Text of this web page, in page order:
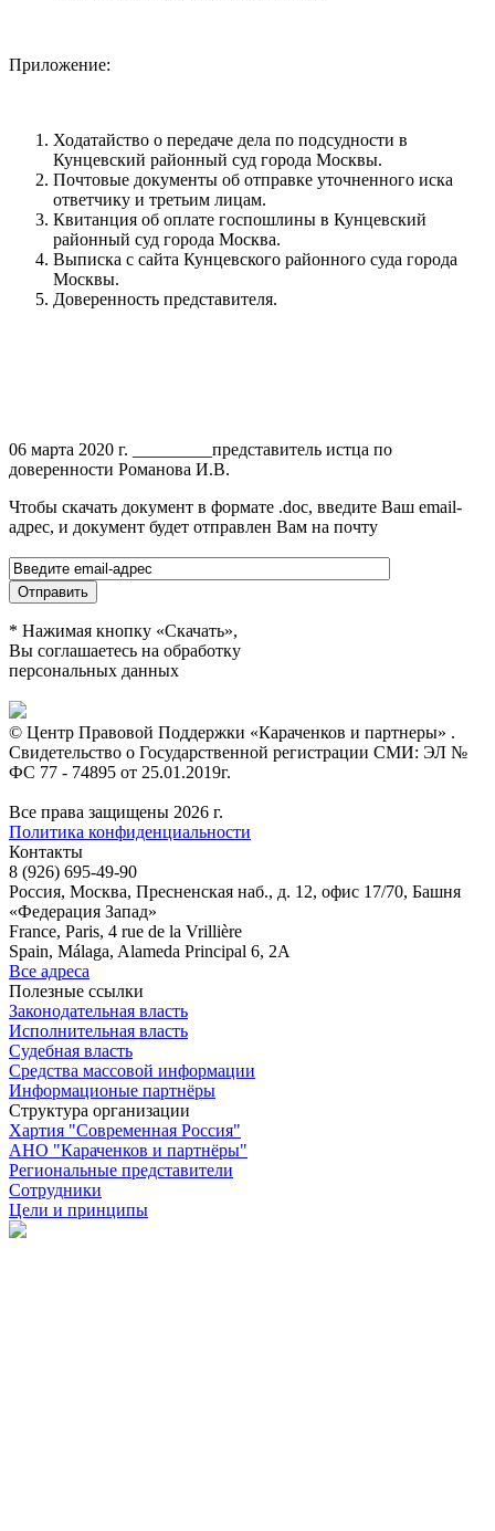
Приложение:
Ходатайство о передаче дела по подсудности в
Кунцевский районный суд города Москвы.
Почтовые документы об отправке уточненного иска
ответчику и третьим лицам.
Квитанция об оплате госпошлины в Кунцевский
районный суд города Москва.
Выписка с сайта Кунцевского районного суда города
Москвы.
Доверенность представителя.
06 марта 2020 г. _________представитель истца по
доверенности Романова И.В.
Чтобы скачать документ в формате .doc, введите Ваш email-
адрес, и документ будет отправлен Вам на почту
* Нажимая кнопку «Скачать»,
Вы соглашаетесь на обработку
персональных данных
© Центр Правовой Поддержки «Караченков и партнеры» .
Свидетельство о Государственной регистрации СМИ: ЭЛ №
ФС 77 - 74895 от 25.01.2019г.
Все права защищены 2026 г.
Политика конфиденциальности
Контакты
8 (926) 695-49-90
Россия, Москва, Пресненская наб., д. 12, офис 17/70, Башня
«Федерация Запад»
France, Paris, 4 rue de la Vrillière
Spain, Málaga, Alameda Principal 6, 2A
Все адреса
Полезные ссылки
Законодательная власть
Исполнительная власть
Судебная власть
Средства массовой информации
Информационые партнёры
Структура организации
Хартия "Современная Россия"
АНО "Караченков и партнёры"
Региональные представители
Сотрудники
Цели и принципы